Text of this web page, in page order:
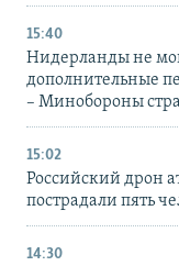
15:40
Нидерланды не
дополнительные
– Минобороны
15:02
Российский дрон
пострадали пять
14:30